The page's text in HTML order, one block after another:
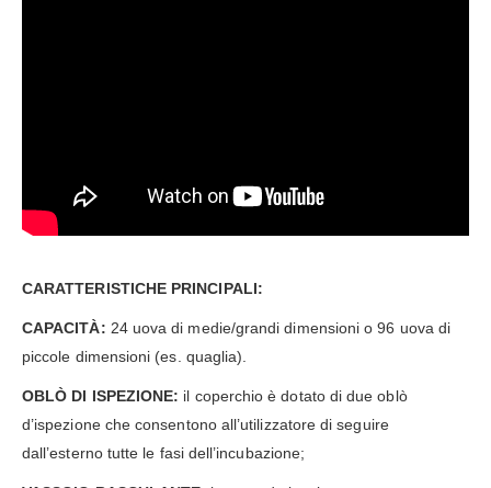
CARATTERISTICHE PRINCIPALI:
CAPACITÀ: 24 uova di medie/grandi dimensioni o 96 uova di
piccole dimensioni (es. quaglia).
OBLÒ DI ISPEZIONE: il coperchio è dotato di due oblò
d’ispezione che consentono all’utilizzatore di seguire
dall’esterno tutte le fasi dell’incubazione;